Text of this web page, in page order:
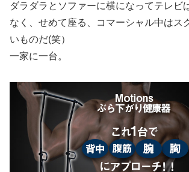
ダラダラとソファーに横になってテレビ
なく、せめて座る、コマーシャル中はス
いものだ(笑）
一家に一台。